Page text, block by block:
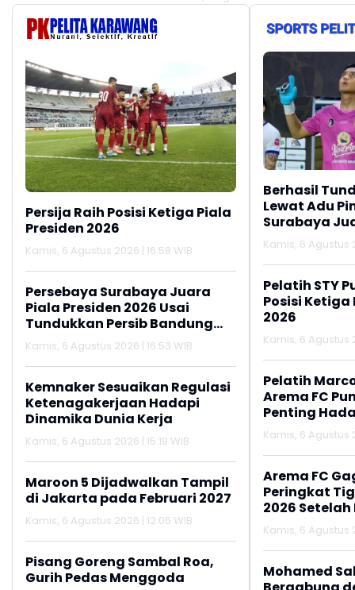
Oknum Linmas
Meluas
Persija Raih Posisi Ketiga Piala
Presiden 2026
Kamis, 6 Agustus 2026 | 16:58 WIB
Persebaya Surabaya Juara
Piala Presiden 2026 Usai
Tundukkan Persib Bandung
Lewat Adu Penalti
Kamis, 6 Agustus 2026 | 16:53 WIB
Kemnaker Sesuaikan Regulasi
Ketenagakerjaan Hadapi
Dinamika Dunia Kerja
Kamis, 6 Agustus 2026 | 15:19 WIB
Maroon 5 Dijadwalkan Tampil
di Jakarta pada Februari 2027
Kamis, 6 Agustus 2026 | 12:05 WIB
Pisang Goreng Sambal Roa,
Gurih Pedas Menggoda
Berhasil
Lewat Adu
Surabaya
2026
Kamis, 6 Agustus
Pelatih STY
Posisi Ketiga
2026
Kamis, 6 Agustus
Pelatih
Arema FC
Penting
Kamis, 6 Agustus
Arema FC
Peringkat
2026
Persija
Kamis, 6 Agustus
Mohamed